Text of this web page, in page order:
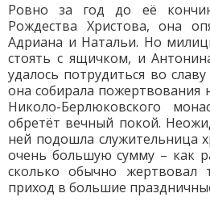
Ровно за год до её
Рождества Христова, она
Адриана и Натальи. Но
стоять с ящичком, и
удалось потрудиться во
она собирала пожертвования
Николо-Берлюковского
обретёт вечный покой.
ней подошла служительница
очень большую сумму – как
сколько обычно жертвовал
приход в большие